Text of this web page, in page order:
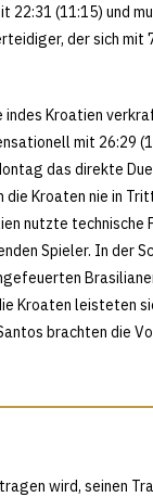
(11:15) und
der sich mit
indes Kroatien
mit 26:29
das direkte
Kroaten nie in
nutzte technische
Spieler. In der
Kroaten leisteten
brachten die
wird, seinen